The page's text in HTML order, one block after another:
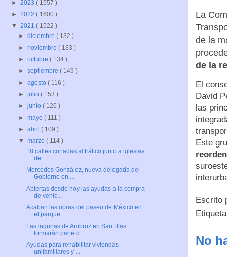
La
de la
de la
El
David
las
Este
Escrito
No
► 2023 ( 1557 )
► 2022 ( 1600 )
▼ 2021 ( 1522 )
►diciembre( 132 )
►noviembre( 133 )
►octubre( 134 )
►septiembre( 149 )
►agosto( 116 )
►julio( 153 )
►junio( 126 )
►mayo( 111 )
►abril( 109 )
▼marzo( 114 )
18 calles cortadas al tráfico junto a iglesias
de ...
Mercedes González, nueva delegada del
Gobierno en ...
Abiertas desde hoy las ayudas a la compra
de vehíc...
Acaban las obras del paseo de México en
el parque ...
Las lagunas de Ambroz en San Blas
formarán parte d...
Ayudas para rehabilitar viviendas
unifamiliares y ...